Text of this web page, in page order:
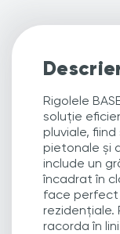
Rigolele
soluție
pluviale,
pietonale și
include un
încadrat în
face perfect
rezidențiale.
racorda în